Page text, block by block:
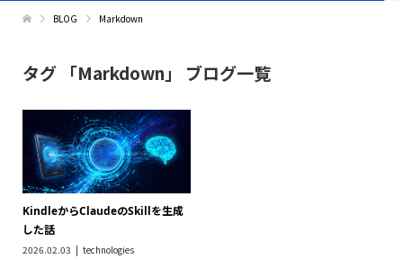
BLOG Markdown
タグ 「Markdown」 ブログ一覧
KindleからClaudeのSkillを生成
した話
2026.02.03 technologies